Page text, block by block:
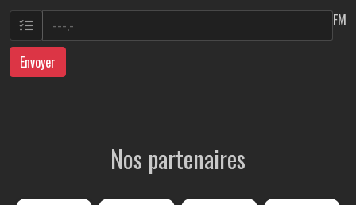
FM
Envoyer
Nos partenaires